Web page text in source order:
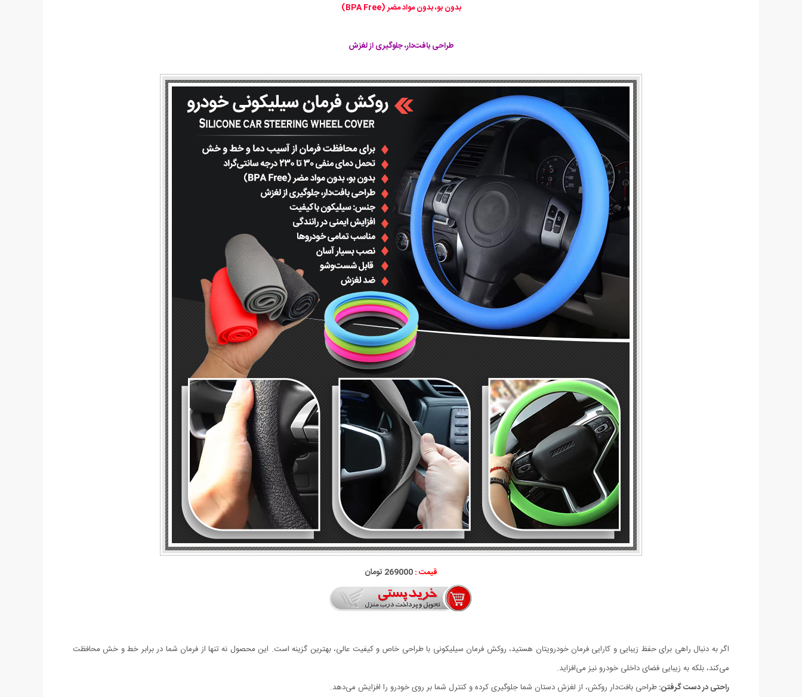
بدون بو، بدون مواد مضر (BPA Free)
طراحی بافت‌دار، جلوگیری از لغزش
قیمت :269000 تومان
اگر به دنبال راهی برای حفظ زیبایی و کارایی فرمان خودرویتان هستید، روکش فرمان سیلیکونی با طراحی خاص و کیفیت عالی، بهترین گزینه است. این محصول نه تنها از فرمان شما در برابر خط و خش محافظت
می‌کند، بلکه به زیبایی فضای داخلی خودرو نیز می‌افزاید.
راحتی در دست گرفتن:طراحی بافت‌دار روکش، از لغزش دستان شما جلوگیری کرده و کنترل شما بر روی خودرو را افزایش می‌دهد.